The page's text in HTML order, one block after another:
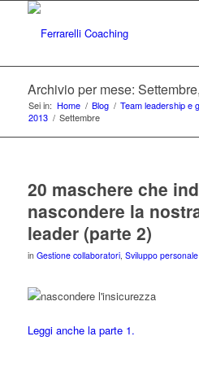
Archivio per mese:
Sei in: Home / Blog / Team leadership e
2013 / Settembre
20 maschere che
nascondere la
leader (parte 2)
in Gestione collaboratori, Sviluppo personale
Leggi anche la parte 1.